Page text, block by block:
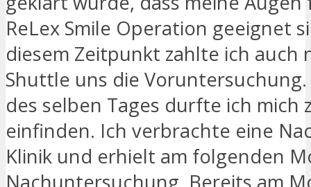
ReLex Smile Operation geeignet
diesem Zeitpunkt zahlte ich auch
Shuttle uns die Voruntersuchung.
des selben Tages durfte ich mich
einfinden. Ich verbrachte eine
Klinik und erhielt am folgenden